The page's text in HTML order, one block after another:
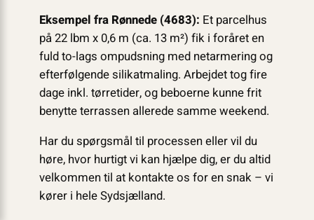
Eksempel fra Rønnede (4683): Et parcelhus
på 22 lbm x 0,6 m (ca. 13 m²) fik i foråret en
fuld to-lags ompudsning med netarmering og
efterfølgende silikatmaling. Arbejdet tog fire
dage inkl. tørretider, og beboerne kunne frit
benytte terrassen allerede samme weekend.
Har du spørgsmål til processen eller vil du
høre, hvor hurtigt vi kan hjælpe dig, er du altid
velkommen til at kontakte os for en snak – vi
kører i hele Sydsjælland.